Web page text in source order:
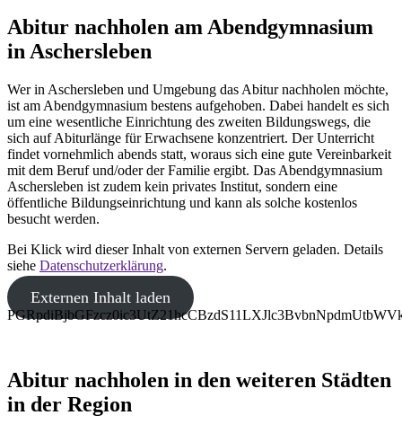
Abitur nachholen am Abendgymnasium
in Aschersleben
Wer in Aschersleben und Umgebung das Abitur nachholen möchte,
ist am Abendgymnasium bestens aufgehoben. Dabei handelt es sich
um eine wesentliche Einrichtung des zweiten Bildungswegs, die
sich auf Abiturlänge für Erwachsene konzentriert. Der Unterricht
findet vornehmlich abends statt, woraus sich eine gute Vereinbarkeit
mit dem Beruf und/oder der Familie ergibt. Das Abendgymnasium
Aschersleben ist zudem kein privates Institut, sondern eine
öffentliche Bildungseinrichtung und kann als solche kostenlos
besucht werden.
Bei Klick wird dieser Inhalt von externen Servern geladen. Details
siehe Datenschutzerklärung.
Externen Inhalt laden
Abitur nachholen in den weiteren Städten
in der Region